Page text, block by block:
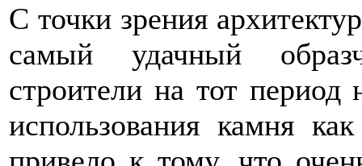
С точки зрения
самый удачный
строители на тот
использования камня